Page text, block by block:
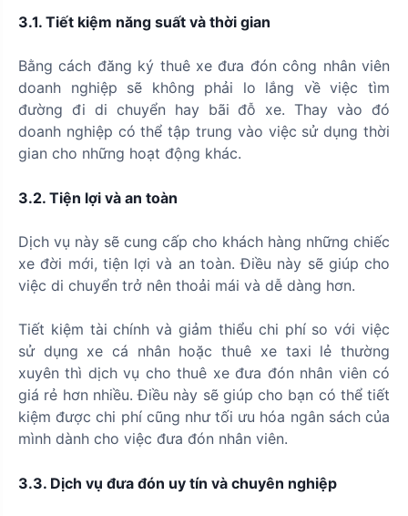
3.1. Tiết kiệm năng suất và thời gian
Bằng cách đăng ký thuê xe đưa đón công nhân viên
doanh nghiệp sẽ không phải lo lắng về việc tìm
đường đi di chuyển hay bãi đỗ xe. Thay vào đó
doanh nghiệp có thể tập trung vào việc sử dụng thời
gian cho những hoạt động khác.
3.2. Tiện lợi và an toàn
Dịch vụ này sẽ cung cấp cho khách hàng những chiếc
xe đời mới, tiện lợi và an toàn. Điều này sẽ giúp cho
việc di chuyển trở nên thoải mái và dễ dàng hơn.
Tiết kiệm tài chính và giảm thiểu chi phí so với việc
sử dụng xe cá nhân hoặc thuê xe taxi lẻ thường
xuyên thì dịch vụ cho thuê xe đưa đón nhân viên có
giá rẻ hơn nhiều. Điều này sẽ giúp cho bạn có thể tiết
kiệm được chi phí cũng như tối ưu hóa ngân sách của
mình dành cho việc đưa đón nhân viên.
3.3. Dịch vụ đưa đón uy tín và chuyên nghiệp